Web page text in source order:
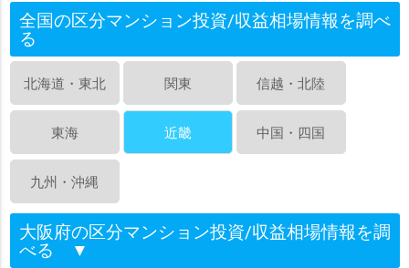
全国の区分マンション投資/収益相場情報を調べ
る
北海道・東北 関東 信越・北陸
東海 近畿 中国・四国
九州・沖縄
大阪府の区分マンション投資/収益相場情報を調
べる ▼